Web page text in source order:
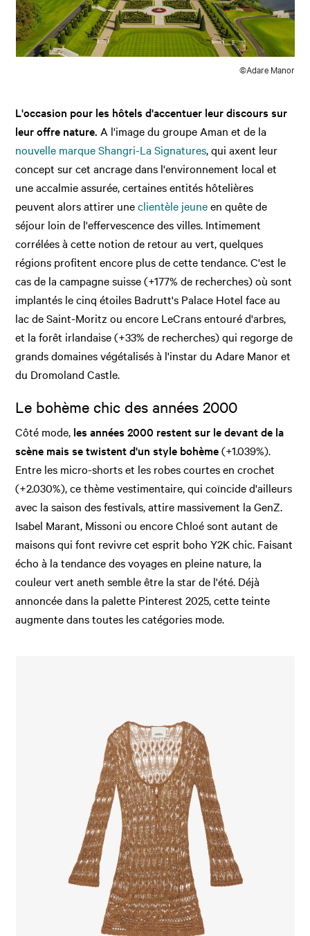
©Adare Manor
L'occasion pour les hôtels d'accentuer leur discours sur
leur offre nature. A l'image du groupe Aman et de la
nouvelle marque Shangri-La Signatures, qui axent leur
concept sur cet ancrage dans l'environnement local et
une accalmie assurée, certaines entités hôtelières
peuvent alors attirer uneclientèle jeuneen quête de
séjour loin de l'effervescence des villes. Intimement
corrélées à cette notion de retour au vert, quelques
régions profitent encore plus de cette tendance. C'est le
cas de la campagne suisse (+177% de recherches) où sont
implantés le cinq étoiles Badrutt's Palace Hotel face au
lac de Saint-Moritz ou encore LeCrans entouré d'arbres,
et la forêt irlandaise (+33% de recherches) qui regorge de
grands domaines végétalisés à l'instar du Adare Manor et
du Dromoland Castle.
Le bohème chic des années 2000
Côté mode, les années 2000 restent sur le devant de la
scène mais se twistent d'un style bohème(+1.039%).
Entre les micro-shorts et les robes courtes en crochet
(+2.030%), ce thème vestimentaire, qui coïncide d'ailleurs
avec la saison des festivals, attire massivement la GenZ.
Isabel Marant, Missoni ou encore Chloé sont autant de
maisons qui font revivre cet esprit boho Y2K chic. Faisant
écho à la tendance des voyages en pleine nature, la
couleur vert aneth semble être la star de l'été. Déjà
annoncée dans la palette Pinterest 2025, cette teinte
augmente dans toutes les catégories mode.